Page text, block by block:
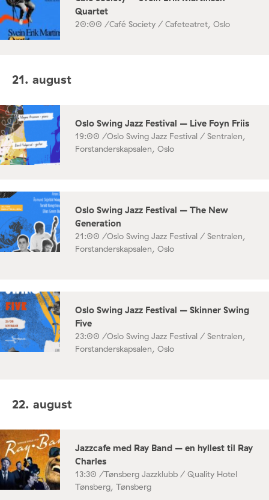
Quartet
20:00 /Café Society / Cafeteatret, Oslo
21. august
Oslo Swing Jazz Festival – Live Foyn Friis
19:00 /Oslo Swing Jazz Festival / Sentralen,
Forstanderskapsalen, Oslo
Oslo Swing Jazz Festival – The New
Generation
21:00 /Oslo Swing Jazz Festival / Sentralen,
Forstanderskapsalen, Oslo
Oslo Swing Jazz Festival – Skinner Swing
Five
23:00 /Oslo Swing Jazz Festival / Sentralen,
Forstanderskapsalen, Oslo
22. august
Jazzcafe med Ray Band – en hyllest til Ray
Charles
13:30 /Tønsberg Jazzklubb / Quality Hotel
Tønsberg, Tønsberg